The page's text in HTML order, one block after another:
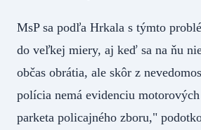
MsP sa podľa Hrkala s týmto
do veľkej miery, aj keď sa na ňu
občas obrátia, ale skôr z
polícia nemá evidenciu
parketa policajného zboru,"